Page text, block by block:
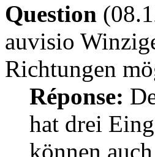
Question
auvisio
Richtungen
Réponse:
hat drei
können